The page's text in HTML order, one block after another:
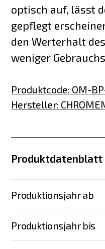
optisch auf, lässt
gepflegt
den Werterhalt
weniger
Produktcode: OM-
Hersteller:
Produktdatenblatt
Produktionsjahr ab
Produktionsjahr bis